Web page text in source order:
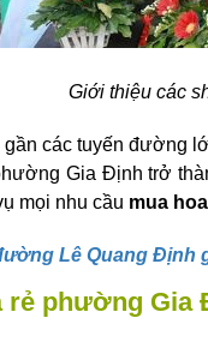
Giới thiệu các
các tuyến đường
Gia Định trở
mọi nhu cầu mua
Lê Quang Định
phường Gia